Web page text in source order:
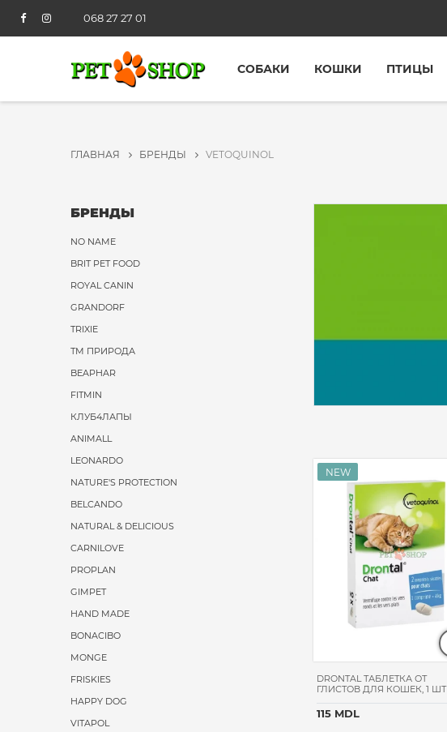
068 27 27 01
СОБАКИ КОШКИ ПТИЦЫ
ГЛАВНАЯ БРЕНДЫ VETOQUINOL
БРЕНДЫ
NO NAME
BRIT PET FOOD
ROYAL CANIN
GRANDORF
TRIXIE
ТМ ПРИРОДА
BEAPHAR
FITMIN
КЛУБ4ЛАПЫ
ANIMALL
LEONARDO
NATURE'S PROTECTION
BELCANDO
NATURAL & DELICIOUS
CARNILOVE
PROPLAN
GIMPET
HAND MADE
BONACIBO
MONGE
FRISKIES
HAPPY DOG
VITAPOL
DRONTAL ТАБЛЕТКА ОТ
ГЛИСТОВ ДЛЯ КОШЕК, 1 ШТ
115 MDL